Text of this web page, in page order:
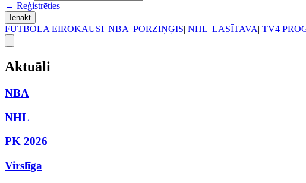
→ Reģistrēties
Ienākt
FUTBOLA EIROKAUSI| NBA| PORZIŅĢIS| NHL| LASĪTAVA| TV4
Aktuāli
NBA
NHL
PK 2026
Virslīga